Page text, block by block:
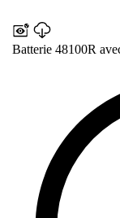
Batterie 48100R